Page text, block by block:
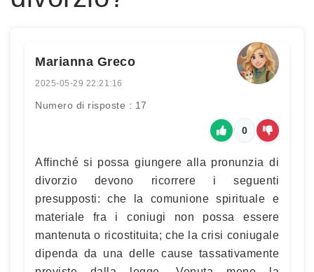
Marianna Greco
2025-05-29 22:21:16
Numero di risposte : 17
0
Affinché si possa giungere alla pronunzia di
divorzio devono ricorrere i seguenti
presupposti: che la comunione spirituale e
materiale fra i coniugi non possa essere
mantenuta o ricostituita; che la crisi coniugale
dipenda da una delle cause tassativamente